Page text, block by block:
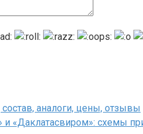
аналоги, цены, отзывы
и «Даклатасвиром»: схемы